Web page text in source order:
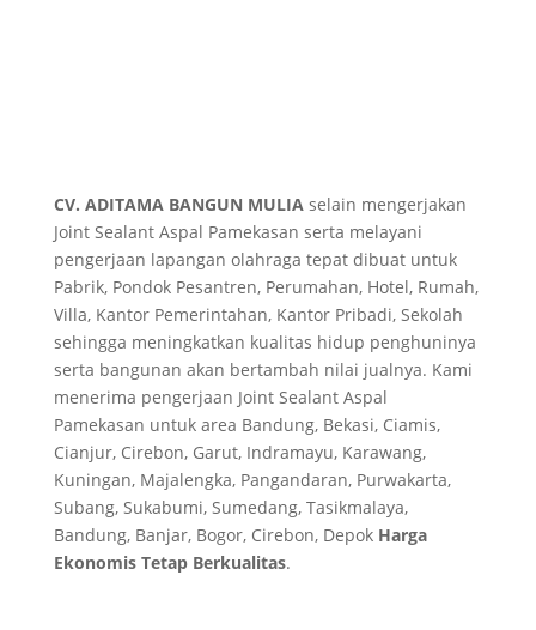
CV. ADITAMA BANGUN MULIAselain mengerjakan
Joint Sealant Aspal Pamekasan serta melayani
pengerjaan lapangan olahraga tepat dibuat untuk
Pabrik, Pondok Pesantren, Perumahan, Hotel, Rumah,
Villa, Kantor Pemerintahan, Kantor Pribadi, Sekolah
sehingga meningkatkan kualitas hidup penghuninya
serta bangunan akan bertambah nilai jualnya. Kami
menerima pengerjaan Joint Sealant Aspal
Pamekasan untuk area Bandung, Bekasi, Ciamis,
Cianjur, Cirebon, Garut, Indramayu, Karawang,
Kuningan, Majalengka, Pangandaran, Purwakarta,
Subang, Sukabumi, Sumedang, Tasikmalaya,
Bandung, Banjar, Bogor, Cirebon, Depok Harga
Ekonomis Tetap Berkualitas.